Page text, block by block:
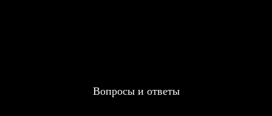
Вопросы и ответы